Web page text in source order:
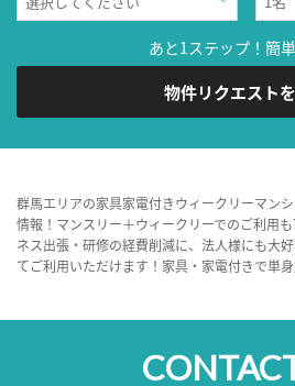
あと1ステップ！簡
物件リクエスト
群馬エリアの家具家電付きウィークリーマン
情報！マンスリー＋ウィークリーでのご利用
ネス出張・研修の経費削減に、法人様にも大
てご利用いただけます！家具・家電付きで単身